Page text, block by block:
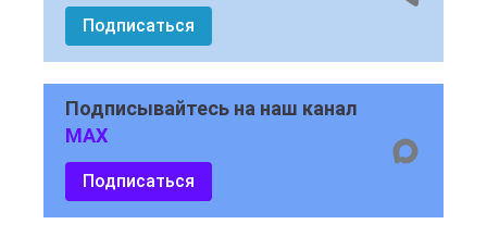
Подписаться
Подписывайтесь на наш канал
MAX
Подписаться